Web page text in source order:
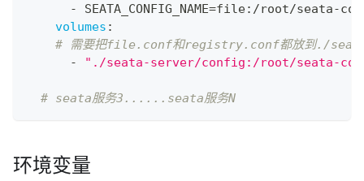
-
SEATA_CONFIG_NAME=file: /root/seata-
volumes :
# 需要把file.conf和registry.conf都放到./
-
"./seata-server/config:/root/seata-
# seata服务3......seata服务N
环境变量